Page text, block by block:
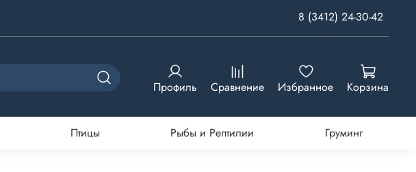
8 (3412) 24-30-42
Профиль Сравнение Избранное Корзина
Птицы Рыбы и Рептилии Груминг